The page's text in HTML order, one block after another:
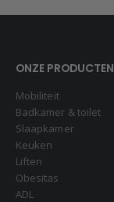
ONZE PRODUCTEN
Mobiliteit
Badkamer & toilet
Slaapkamer
Keuken
Liften
Obesitas
ADL